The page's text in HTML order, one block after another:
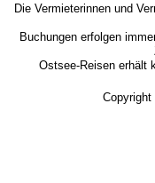
Die Vermieterinnen und
Buchungen erfolgen
Ostsee-Reisen erhält